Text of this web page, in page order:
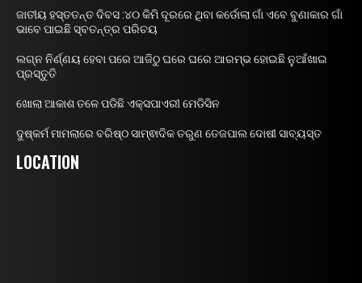
ଜାତୀୟ ହସ୍ତତନ୍ତ ଦିବସ :୪୦ କିମି ଦୂରରେ ଥିବା କର୍ଡୋଲା ଗାଁ ଏବେ ବୁଣାକାର ଗାଁ
ଭାବେ ପାଇଛି ସ୍ବତନ୍ତ୍ର ପରିଚୟ
ଲଗ୍ନ ନିର୍ଣ୍ଣୟ ହେବା ପରେ ଆଜିଠୁ ଘରେ ଘରେ ଆରମ୍ଭ ହୋଇଛି ନୁଆଁଖାଇ
ପ୍ରସ୍ତୁତି
ଖୋଲା ଆକାଶ ତଳେ ପଡିଛି ଏକ୍ସପାଏରୀ ମେଡିସିନ
ଦୁଷ୍କର୍ମ ମାମଲାରେ ବରିଷ୍ଠ ସାମ୍ଵାଦିକ ତରୁଣ ତେଜପାଲ ଦୋଷୀ ସାବ୍ୟସ୍ତ
LOCATION